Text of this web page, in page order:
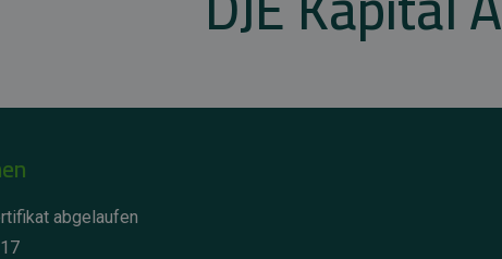
abgelaufen